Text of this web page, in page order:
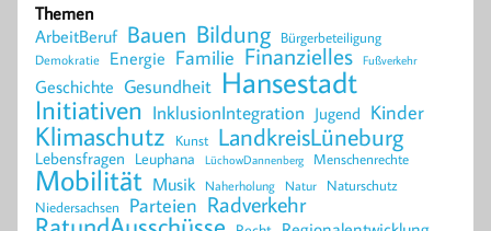
Themen
ArbeitBeruf Bauen Bildung Bürgerbeteiligung
Demokratie Energie Familie Finanzielles Fußverkehr
Geschichte Gesundheit Hansestadt
Initiativen InklusionIntegration Jugend Kinder
Klimaschutz Kunst LandkreisLüneburg
Lebensfragen Leuphana LüchowDannenberg Menschenrechte
Mobilität Musik Naherholung Natur Naturschutz
Niedersachsen Parteien Radverkehr